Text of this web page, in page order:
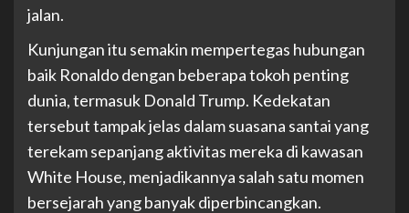
jalan.
Kunjungan itu semakin mempertegas hubungan
baik Ronaldo dengan beberapa tokoh penting
dunia, termasuk Donald Trump. Kedekatan
tersebut tampak jelas dalam suasana santai yang
terekam sepanjang aktivitas mereka di kawasan
White House, menjadikannya salah satu momen
bersejarah yang banyak diperbincangkan.